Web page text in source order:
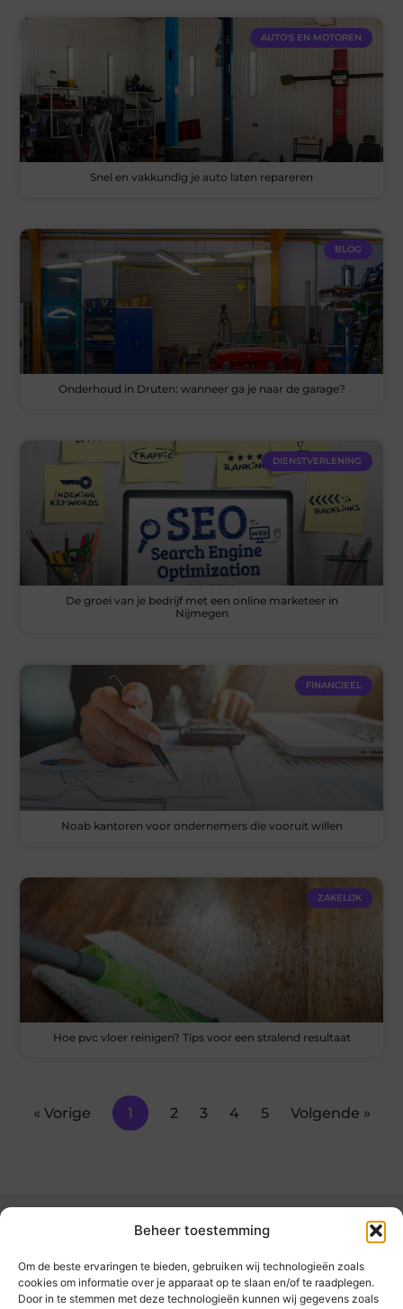
Beheer toestemming
Om de beste ervaringen te bieden, gebruiken wij technologieën zoals
cookies om informatie over je apparaat op te slaan en/of te raadplegen.
Door in te stemmen met deze technologieën kunnen wij gegevens zoals
AUTO'S EN MOTOREN
Snel en vakkundig je auto laten repareren
BLOG
Onderhoud in Druten: wanneer ga je naar de garage?
DIENSTVERLENING
De groei van je bedrijf met een online marketeer in
Nijmegen
FINANCIEEL
Noab kantoren voor ondernemers die vooruit willen
ZAKELIJK
Hoe pvc vloer reinigen? Tips voor een stralend resultaat
« Vorige 1 2 3 4 5 Volgende »